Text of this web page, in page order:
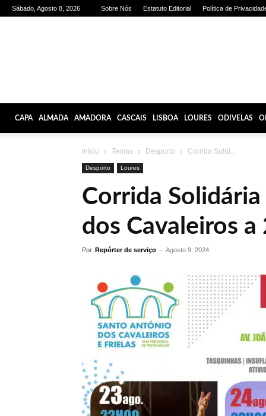
Sábado, Agosto 8, 2026 Sobre Nós Estatuto Editorial Política de
CAPA ALMADA AMADORA CASCAIS LISBOA LOURES ODIVELAS
Início Temas Desporto Corrida Solid...
Desporto Loures
Corrida
dos Cavaleiros
Por Repórter de serviço - Agosto 9, 2024